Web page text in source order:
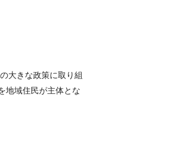
大きな政策に取り組
地域住民が主体とな